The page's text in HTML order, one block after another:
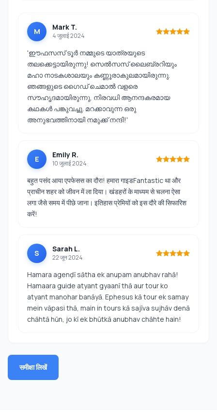
M Mark T.
4 जुलाई 2024
'ഈഫസസ് ടൂർ നമ്മുടെ യാത്രയുടെ
തലക്കെട്ടായിരുന്നു! സെൽസസ് ലൈബ്രറിയും
മഹാ നാടകശാലയും കണ്ണൂരാകുലമായിരുന്നു.
ഞങ്ങളുടെ ഗൈഡ് ചെമാൽ വളരെ
സൗഹൃദമായിരുന്നു, നിരവധി ആനന്ദകരമായ
കഥകൾ പങ്കുവച്ചു. മറക്കാവുന്ന ഒരു
അനുഭവത്തിനായി നമുക്ക് നന്ദി!'
E Emily R.
10 जुलाई 2024
बहुत पसंद आया एपफेसस का दौरा! हमारा गाइडFantastic था और
प्राचीन शहर को जीवन में ला दिया। खंडहरों के माध्यम से चलना ऐसा
लगा जैसे समय में पीछे जाना। इतिहास प्रेमियों को इस दौरे की सिफारिश
करें!
S Sarah L.
22 जून 2024
Hamara agenḍī sātha ek anupam anubhav rahā!
Hamaara guide atyant gyaanī thā aur tour ko
atyant manohar banāyā. Ephesus kā tour ek samay
mein vāpasi thā, main in tours kā sajīva sujhāv denā
chāhtā hūn, jo kī ek bhūtkā anubhav chāhte hain!
समीक्षा लिखें